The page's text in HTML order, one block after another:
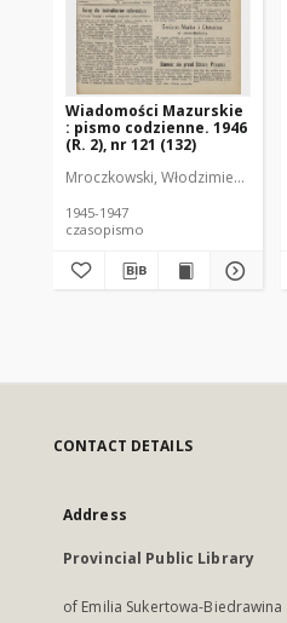
Wiadomości Mazurskie
: pismo codzienne. 1946
(R. 2), nr 121 (132)
Mroczkowski, Włodzimierz
1945-1947
czasopismo
CONTACT DETAILS
Address
Provincial Public Library
of Emilia Sukertowa-Biedrawina